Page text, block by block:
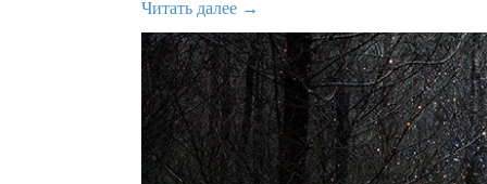
Читать далее →